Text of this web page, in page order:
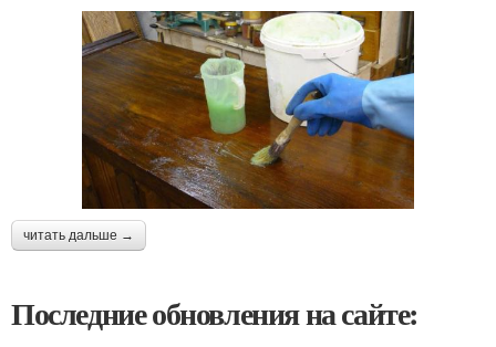
читать дальше →
Последние обновления на сайте: